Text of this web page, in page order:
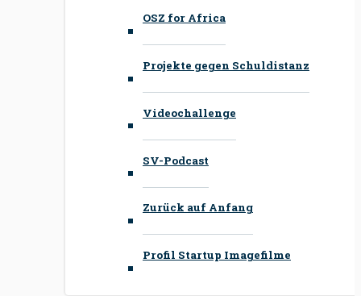
OSZ for Africa
Projekte gegen Schuldistanz
Videochallenge
SV-Podcast
Zurück auf Anfang
Profil Startup Imagefilme